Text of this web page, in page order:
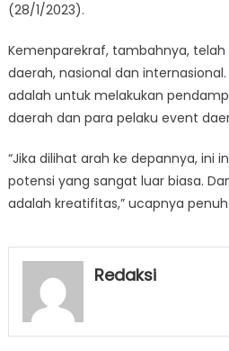
(28/1/2023).
Kemenparekraf, tambahnya,
daerah, nasional dan
adalah untuk melakukan
daerah dan para pelaku event
“Jika dilihat arah ke depannya, ini
potensi yang sangat luar biasa.
adalah kreatifitas,” ucapnya
Redaksi